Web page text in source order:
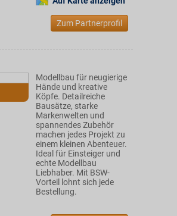
Zum Partnerprofil
Modellbau für neugierige
Hände und kreative
Köpfe. Detailreiche
Bausätze, starke
Markenwelten und
spannendes Zubehör
machen jedes Projekt zu
einem kleinen Abenteuer.
Ideal für Einsteiger und
echte Modellbau
Liebhaber. Mit BSW-
Vorteil lohnt sich jede
Bestellung.